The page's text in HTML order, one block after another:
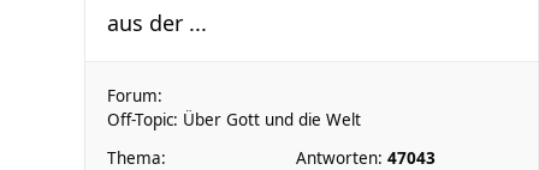
aus der ...
Forum:
Off-Topic: Über Gott und die Welt
Thema:
Antworten: 47043